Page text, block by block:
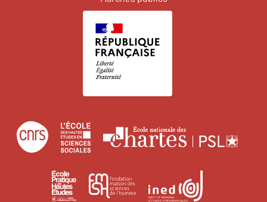
Centre
national
la
École
des
études
École
pratique
Fondation
national